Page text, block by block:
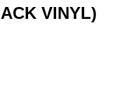
VINYL)